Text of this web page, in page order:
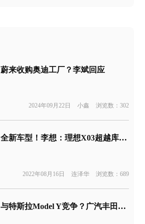
蔚来收购奥迪工厂？李斌回应
2024年09月22日 小鑫 浏览数：302
全新车型！李想：理想X03超越库里南
2022年08月16日 连泽华 浏览数：689
与特斯拉Model Y竞争？广汽丰田bZ4X正式亮相